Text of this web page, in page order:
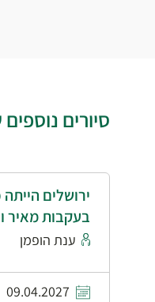
סיורים
ירושלים
בעקבות מאיר
ענת הופמן
09.04.2027